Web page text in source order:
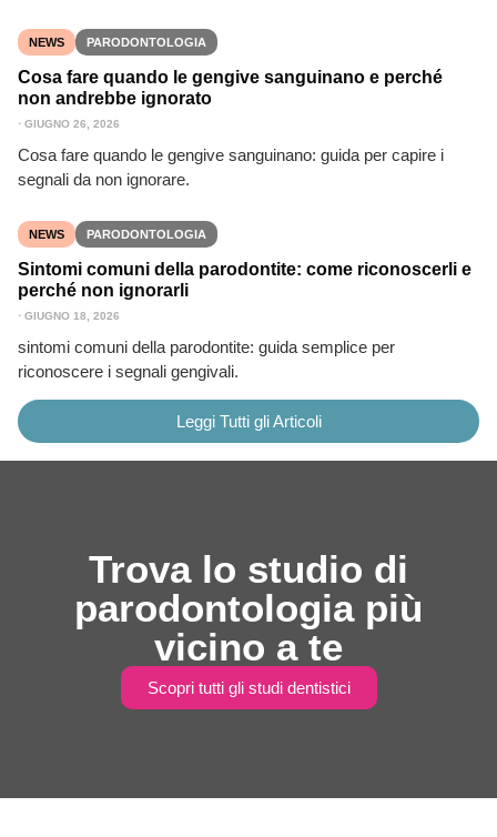
NEWS PARODONTOLOGIA
Cosa fare quando le gengive sanguinano e perché
non andrebbe ignorato
⋅ GIUGNO 26, 2026
Cosa fare quando le gengive sanguinano: guida per capire i
segnali da non ignorare.
NEWS PARODONTOLOGIA
Sintomi comuni della parodontite: come riconoscerli e
perché non ignorarli
⋅ GIUGNO 18, 2026
sintomi comuni della parodontite: guida semplice per
riconoscere i segnali gengivali.
Leggi Tutti gli Articoli
Trova lo studio di
parodontologia più
vicino a te
Scopri tutti gli studi dentistici